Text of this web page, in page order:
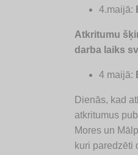
4.maijā:
Atkritumu
darba laiks
4 maijā:
Dienās, kad
atkritumus
Mores un
kuri paredzēti